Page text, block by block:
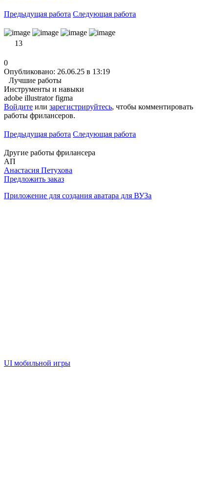
Предыдущая работа Следующая работа
13
0
Опубликовано: 26.06.25 в 13:19
Лучшие работы
Инструменты и навыки
adobe illustratorfigma
Войдите или зарегистрируйтесь, чтобы комментировать
работы фрилансеров.
Предыдущая работа Следующая работа
Другие работы фрилансера
АП
Анастасия Петухова
Предложить заказ
Приложение для создания аватара для ВУЗа
UI мобильной игры